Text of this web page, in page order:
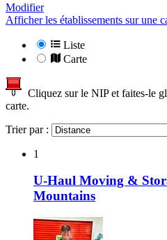
Modifier
Afficher les établissements sur une
Liste
Carte
Cliquez sur le NIP et faites-le
carte.
Trier par :
1
U-Haul Moving &
Mountains